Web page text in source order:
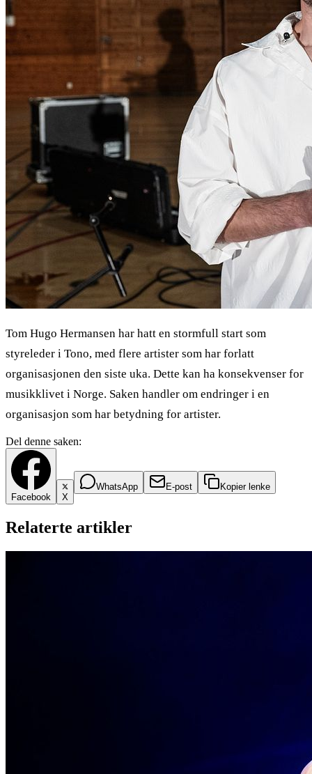
Tom Hugo Hermansen har hatt en stormfull start som
styreleder i Tono, med flere artister som har forlatt
organisasjonen den siste uka. Dette kan ha konsekvenser for
musikklivet i Norge. Saken handler om endringer i en
organisasjon som har betydning for artister.
Del denne saken:
Facebook X
WhatsApp E-post Kopier lenke
Relaterte artikler